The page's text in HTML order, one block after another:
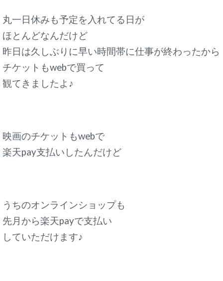
丸一日休みも予定を入れてる日が
ほとんどなんだけど
昨日は久しぶりに早い時間帯に仕事が終わったから
チケットもwebで買って
観てきましたよ♪
映画のチケットもwebで
楽天pay支払いしたんだけど
うちのオンラインショップも
先月から楽天payで支払い
していただけます♪